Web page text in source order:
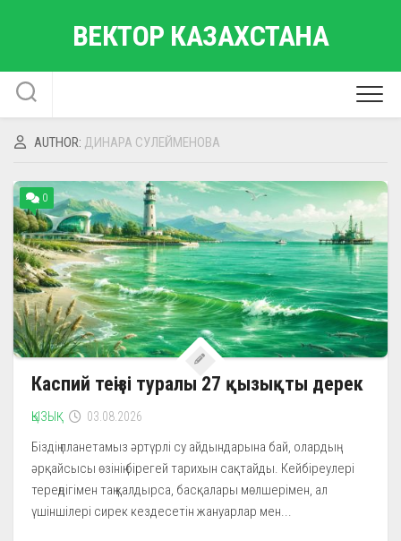
ВЕКТОР КАЗАХСТАНА
AUTHOR: ДИНАРА СУЛЕЙМЕНОВА
0
Каспий теңізі туралы 27 қызықты дерек
ҚЫЗЫҚ 03.08.2026
Біздің планетамыз әртүрлі су айдындарына бай, олардың
әрқайсысы өзінің бірегей тарихын сақтайды. Кейбіреулері
тереңдігімен таң қалдырса, басқалары мөлшерімен, ал
үшіншілері сирек кездесетін жануарлар мен...